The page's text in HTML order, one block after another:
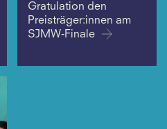
Gratulation den
Preisträger:innen am
SJMW-Finale